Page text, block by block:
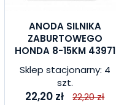
ANODA SILNIKA
ZABURTOWEGO
HONDA 8-15KM 43971
Sklep stacjonarny: 4
szt.
22,20 zł 22,20 zł